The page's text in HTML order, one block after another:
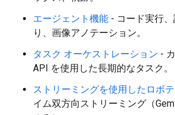
エージェント機能 - コード実行
り、画像アノテーション。
タスク オーケストレーション -
API を使用した長期的なタスク。
ストリーミングを使用したロボ
イム双方向ストリーミング（